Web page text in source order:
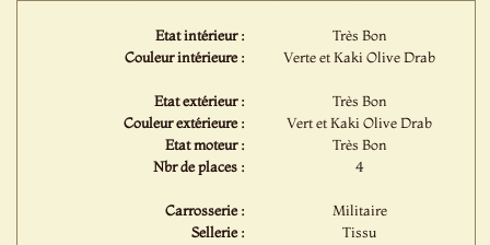
Etat intérieur :
Très Bon
Couleur intérieure :
Verte et Kaki Olive Drab
Etat extérieur :
Très Bon
Couleur extérieure :
Vert et Kaki Olive Drab
Etat moteur :
Très Bon
Nbr de places :
4
Carrosserie :
Militaire
Sellerie :
Tissu